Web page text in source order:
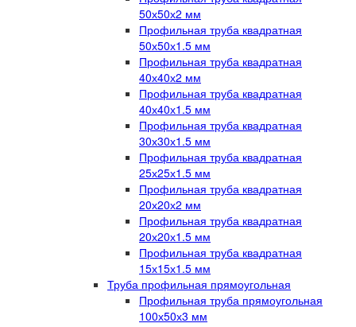
50х50х2 мм
Профильная труба квадратная
50х50х1.5 мм
Профильная труба квадратная
40х40х2 мм
Профильная труба квадратная
40х40х1.5 мм
Профильная труба квадратная
30х30х1.5 мм
Профильная труба квадратная
25х25х1.5 мм
Профильная труба квадратная
20х20х2 мм
Профильная труба квадратная
20х20х1.5 мм
Профильная труба квадратная
15х15х1.5 мм
Труба профильная прямоугольная
Профильная труба прямоугольная
100х50х3 мм